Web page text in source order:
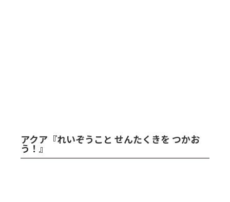
アクア『れいぞうこと せんたくきを つかお
う！』